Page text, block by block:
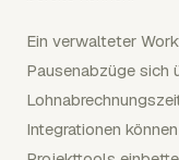
Ein verwalteter
Pausenabzüge sich
Integrationen